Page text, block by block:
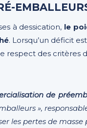
à dessication, le
. Lorsqu’un déficit
respect des critères
de
»,
les pertes de